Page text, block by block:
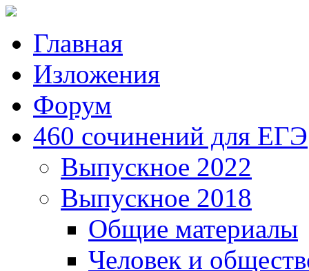
Главная
Изложения
Форум
460 сочинений для ЕГЭ
Выпускное 2022
Выпускное 2018
Общие материалы
Человек и